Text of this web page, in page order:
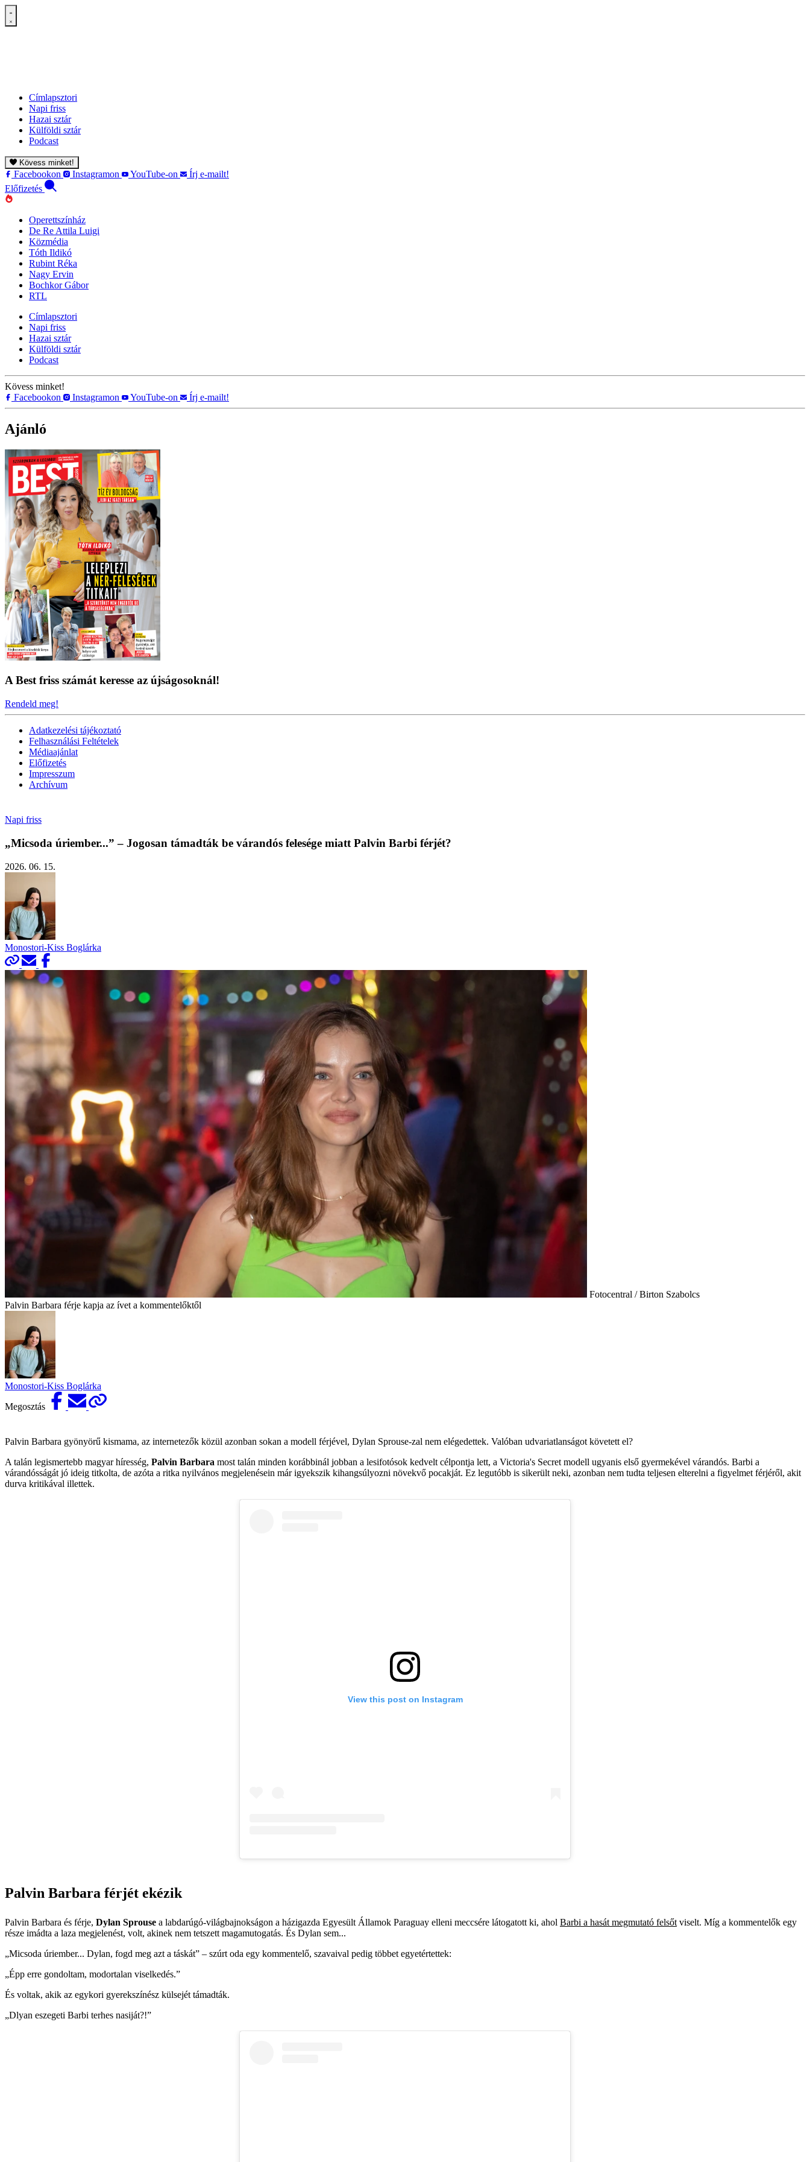
Címlapsztori
Napi friss
Hazai sztár
Külföldi sztár
Podcast
Kövess minket!
Facebookon Instagramon YouTube-on
Írj e-mailt!
Előfizetés
Operettszínház
De Re Attila Luigi
Közmédia
Tóth Ildikó
Rubint Réka
Nagy Ervin
Bochkor Gábor
RTL
Címlapsztori
Napi friss
Hazai sztár
Külföldi sztár
Podcast
Kövess minket!
Facebookon
Instagramon YouTube-on Írj e-mailt!
Ajánló
A Best friss számát keresse az újságosoknál!
Rendeld meg!
Adatkezelési tájékoztató
Felhasználási Feltételek
Médiaajánlat
Előfizetés
Impresszum
Archívum
Napi friss
„Micsoda úriember...” – Jogosan támadták be várandós felesége miatt Palvin Barbi férjét?
2026. 06. 15.
Monostori-Kiss Boglárka
Fotocentral / Birton Szabolcs
Palvin Barbara férje kapja az ívet a kommentelőktől
Monostori-Kiss Boglárka
Megosztás
Palvin Barbara gyönyörű kismama, az internetezők közül azonban sokan a modell férjével, Dylan Sprouse-zal nem elégedettek. Valóban udvariatlanságot követett el?
A talán legismertebb magyar híresség, Palvin Barbara most talán minden korábbinál jobban a lesifotósok kedvelt célpontja lett, a Victoria's Secret modell ugyanis első gyermekével várandós. Barbi a
várandósságát jó ideig titkolta, de azóta a ritka nyilvános megjelenésein már igyekszik kihangsúlyozni növekvő pocakját. Ez legutóbb is sikerült neki, azonban nem tudta teljesen elterelni a figyelmet férjéről, akit
durva kritikával illettek.
Palvin Barbara férjét ekézik
Palvin Barbara és férje, Dylan Sprouse a labdarúgó-világbajnokságon a házigazda Egyesült Államok Paraguay elleni meccsére látogatott ki, ahol Barbi a hasát megmutató felsőt viselt. Míg a kommentelők egy
része imádta a laza megjelenést, volt, akinek nem tetszett magamutogatás. És Dylan sem...
„Micsoda úriember... Dylan, fogd meg azt a táskát” – szúrt oda egy kommentelő, szavaival pedig többet egyetértettek:
„Épp erre gondoltam, modortalan viselkedés.”
És voltak, akik az egykori gyerekszínész külsejét támadták.
„Dlyan eszegeti Barbi terhes nasiját?!”